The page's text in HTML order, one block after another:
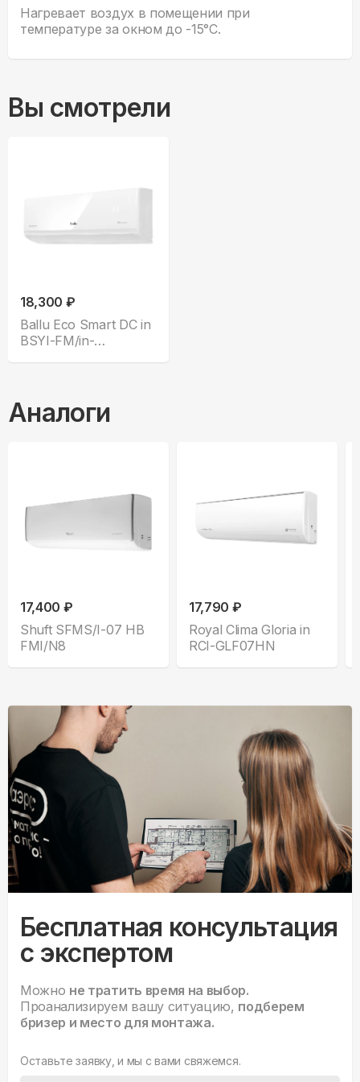
Нагревает воздух в помещении при
температуре за окном до -15°С.
Вы смотрели
18,300 ₽
Ballu Eco Smart DC in
BSYI-FM/in-
Аналоги
17,400 ₽
Shuft SFMS/I-07 HB
FMI/N8
17,790 ₽
Royal Clima Gloria in
RCI-GLF07HN
Бесплатная консультация
с экспертом
Можно не тратить время на выбор.
Проанализируем вашу ситуацию, подберем
бризер и место для монтажа.
Оставьте заявку, и мы с вами свяжемся.